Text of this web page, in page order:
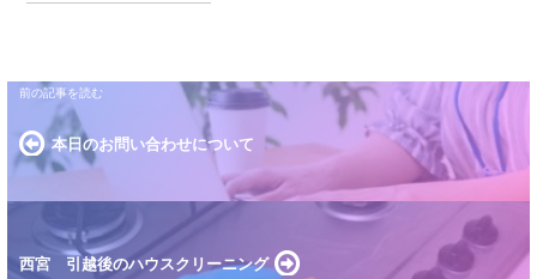
本日のお問い合わせについて
西宮 引越後のハウスクリーニング